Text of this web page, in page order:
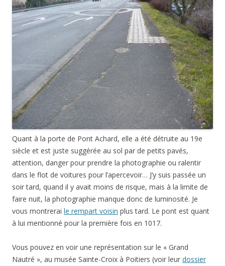
Quant à la porte de Pont Achard, elle a été détruite au 19e
siècle et est juste suggérée au sol par de petits pavés,
attention, danger pour prendre la photographie ou ralentir
dans le flot de voitures pour l’apercevoir… J’y suis passée un
soir tard, quand il y avait moins de risque, mais à la limite de
faire nuit, la photographie manque donc de luminosité. Je
vous montrerai le rempart voisin plus tard. Le pont est quant
à lui mentionné pour la première fois en 1017.
Vous pouvez en voir une représentation sur le « Grand
Nautré », au musée Sainte-Croix à Poitiers (voir leur dossier